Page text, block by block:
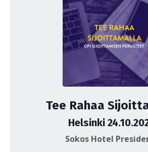
Tee Rahaa
Helsinki
Sokos Hotel